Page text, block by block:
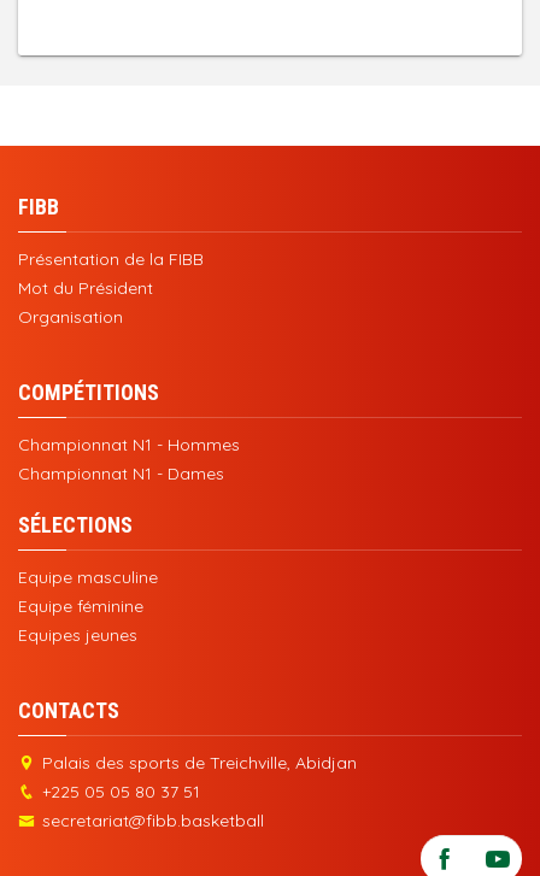
FIBB
Présentation de la FIBB
Mot du Président
Organisation
COMPÉTITIONS
Championnat N1 - Hommes
Championnat N1 - Dames
SÉLECTIONS
Equipe masculine
Equipe féminine
Equipes jeunes
CONTACTS
Palais des sports de Treichville, Abidjan
+225 05 05 80 37 51
secretariat@fibb.basketball